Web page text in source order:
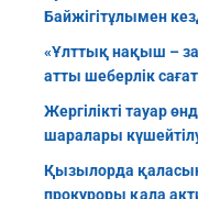
Байжігітұлымен
«Ұлттық нақыш –
атты шеберлік
Жергілікті тауар
шаралары
Қызылорда
прокуроры қала